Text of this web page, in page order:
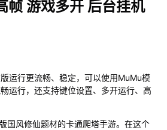
帧 游戏多开 后台挂机
运行更流畅、稳定，可以使用MuMu模
运行，还支持键位设置、多开运行、高
国风修仙题材的卡通爬塔手游。在这个